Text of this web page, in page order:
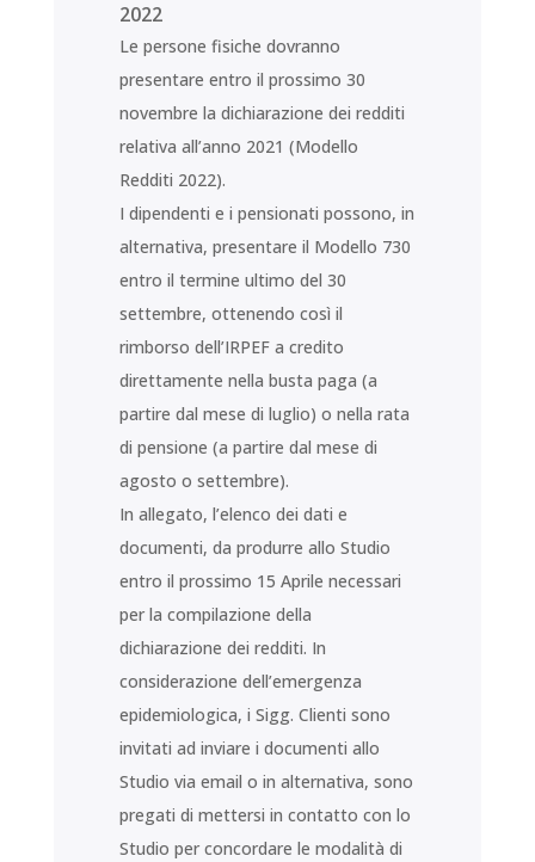
2022
Le persone fisiche dovranno
presentare entro il prossimo 30
novembre la dichiarazione dei redditi
relativa all’anno 2021 (Modello
Redditi 2022).
I dipendenti e i pensionati possono, in
alternativa, presentare il Modello 730
entro il termine ultimo del 30
settembre, ottenendo così il
rimborso dell’IRPEF a credito
direttamente nella busta paga (a
partire dal mese di luglio) o nella rata
di pensione (a partire dal mese di
agosto o settembre).
In allegato, l’elenco dei dati e
documenti, da produrre allo Studio
entro il prossimo 15 Aprile necessari
per la compilazione della
dichiarazione dei redditi. In
considerazione dell’emergenza
epidemiologica, i Sigg. Clienti sono
invitati ad inviare i documenti allo
Studio via email o in alternativa, sono
pregati di mettersi in contatto con lo
Studio per concordare le modalità di